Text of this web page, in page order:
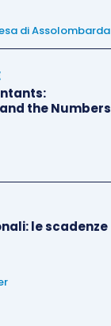
di Assolombarda
the Numbers
le scadenze